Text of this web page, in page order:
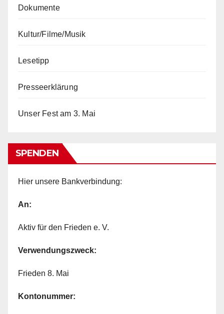
Dokumente
Kultur/Filme/Musik
Lesetipp
Presseerklärung
Unser Fest am 3. Mai
SPENDEN
Hier unsere Bankverbindung:
An:
Aktiv für den Frieden e. V.
Verwendungszweck:
Frieden 8. Mai
Kontonummer: